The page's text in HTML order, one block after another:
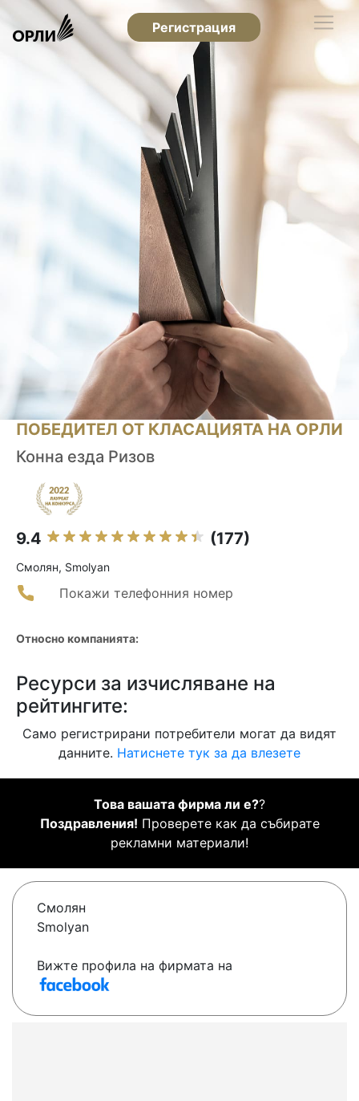
Регистрация
ПОБЕДИТЕЛ ОТ КЛАСАЦИЯТА НА ОРЛИ
Конна езда Ризов
9.4 (177)
Смолян, Smolyan
Покажи телефонния номер
Относно компанията:
Ресурси за изчисляване на
рейтингите:
Само регистрирани потребители могат да видят
данните. Натиснете тук за да влезете
Това вашата фирма ли е??
Поздравления! Проверете как да събирате
рекламни материали!
Смолян
Smolyan
Вижте профила на фирмата на